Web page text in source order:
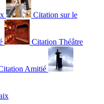
Citation sur le
Citation Théâtre
Amitié